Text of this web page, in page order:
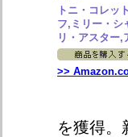
トニ・コレッ
フ,ミリー・シ
リ・アスター,
>>
を獲得。